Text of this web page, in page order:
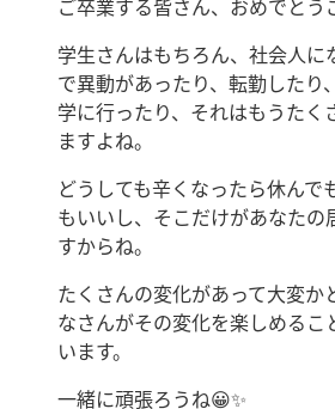
ご卒業する皆さん、おめでとう
学生さんはもちろん、社会人に
で異動があったり、転勤したり
学に行ったり、それはもうたく
ますよね。
どうしても辛くなったら休んで
もいいし、そこだけがあなたの
すからね。
たくさんの変化があって大変か
なさんがその変化を楽しめるこ
います。
一緒に頑張ろうね😀✨